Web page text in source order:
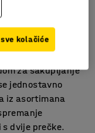
za sakupljanje
jednostavno
iz asortimana
dvije prečke.
kolačiće